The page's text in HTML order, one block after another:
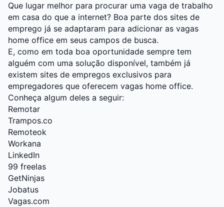
Que lugar melhor para procurar uma vaga de trabalho
em casa do que a internet? Boa parte dos sites de
emprego já se adaptaram para adicionar as vagas
home office em seus campos de busca.
E, como em toda boa oportunidade sempre tem
alguém com uma solução disponível, também já
existem sites de empregos exclusivos para
empregadores que oferecem vagas home office.
Conheça algum deles a seguir:
Remotar
Trampos.co
Remoteok
Workana
LinkedIn
99 freelas
GetNinjas
Jobatus
Vagas.com